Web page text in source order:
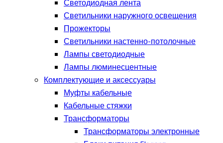
Светодиодная лента
Светильники наружного освещения
Прожекторы
Светильники настенно-потолочные
Лампы светодиодные
Лампы люминесцентные
Комплектующие и аксессуары
Муфты кабельные
Кабельные стяжки
Трансформаторы
Трансформаторы электронные